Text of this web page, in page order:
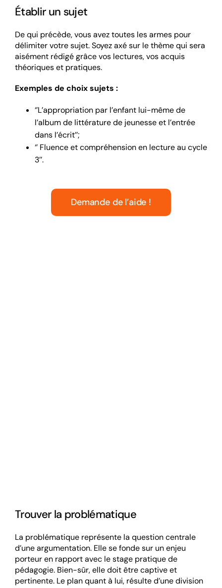
Établir un sujet
De qui précède, vous avez toutes les armes pour
délimiter votre sujet. Soyez axé sur le thème qui sera
aisément rédigé grâce vos lectures, vos acquis
théoriques et pratiques.
Exemples de choix sujets :
‘’L’appropriation par l’enfant lui-même de
l’album de littérature de jeunesse et l’entrée
dans l’écrit’’;
‘’ Fluence et compréhension en lecture au cycle
3’’.
Demande de l’aide !
Trouver la problématique
La problématique représente la question centrale
d’une argumentation. Elle se fonde sur un enjeu
porteur en rapport avec le stage pratique de
pédagogie. Bien-sûr, elle doit être captive et
pertinente. Le plan quant à lui, résulte d’une division